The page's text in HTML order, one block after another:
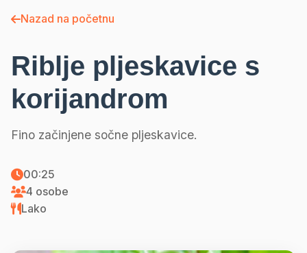
Nazad na početnu
Riblje pljeskavice s
korijandrom
Fino začinjene sočne pljeskavice.
00:25
4 osobe
Lako